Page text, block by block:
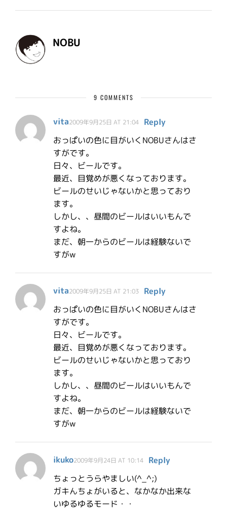
NOBU
9 COMMENTS
vita2009年9月25日 AT 21:04
Reply
おっぱいの色に目がいくNOBUさんはさ
すがです。
日々、ビールです。
最近、目覚めが悪くなっております。
ビールのせいじゃないかと思っており
ます。
しかし、、昼間のビールはいいもんで
すよね。
まだ、朝一からのビールは経験ないで
すがw
vita2009年9月25日 AT 21:03
Reply
おっぱいの色に目がいくNOBUさんはさ
すがです。
日々、ビールです。
最近、目覚めが悪くなっております。
ビールのせいじゃないかと思っており
ます。
しかし、、昼間のビールはいいもんで
すよね。
まだ、朝一からのビールは経験ないで
すがw
ikuko2009年9月24日 AT 10:14
Reply
ちょっとうらやましい(^_^;)
ガキんちょがいると、なかなか出来な
いゆるゆるモード・・